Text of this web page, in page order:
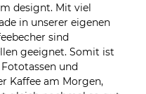
designt. Mit viel
in unserer eigenen
sind
geeignet. Somit ist
und
Kaffee am Morgen,